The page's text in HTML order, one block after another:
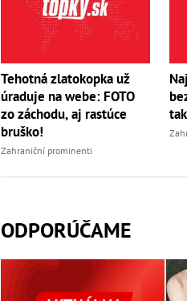
Tehotná zlatokopka už
úraduje na webe: FOTO
zo záchodu, aj rastúce
bruško!
Zahraniční prominenti
ODPORÚČAME